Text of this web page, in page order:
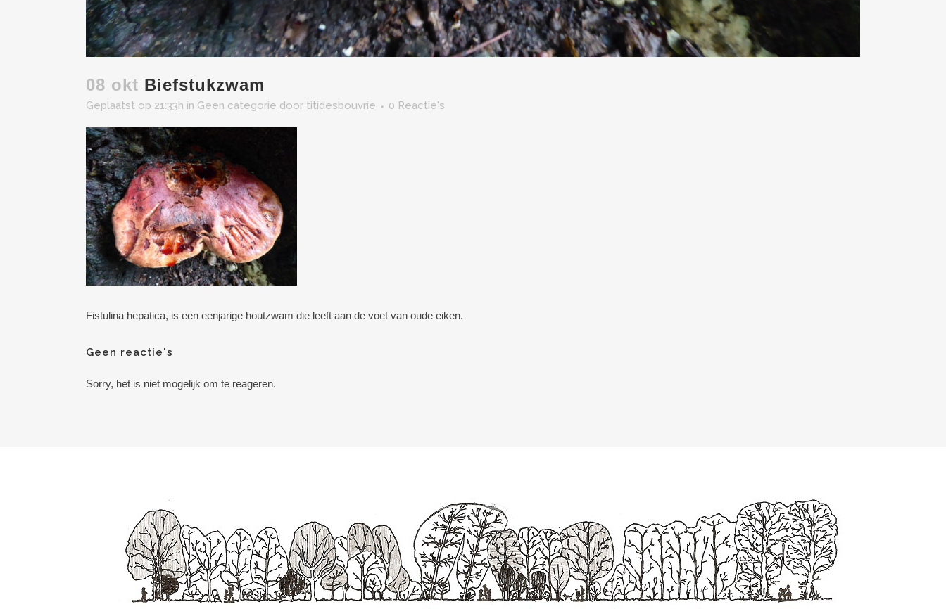
08 okt Biefstukzwam
Geplaatst op 21:33h in Geen categorie door titidesbouvrie 0 Reactie's
Fistulina hepatica, is een eenjarige houtzwam die leeft aan de voet van oude eiken.
Geen reactie's
Sorry, het is niet mogelijk om te reageren.